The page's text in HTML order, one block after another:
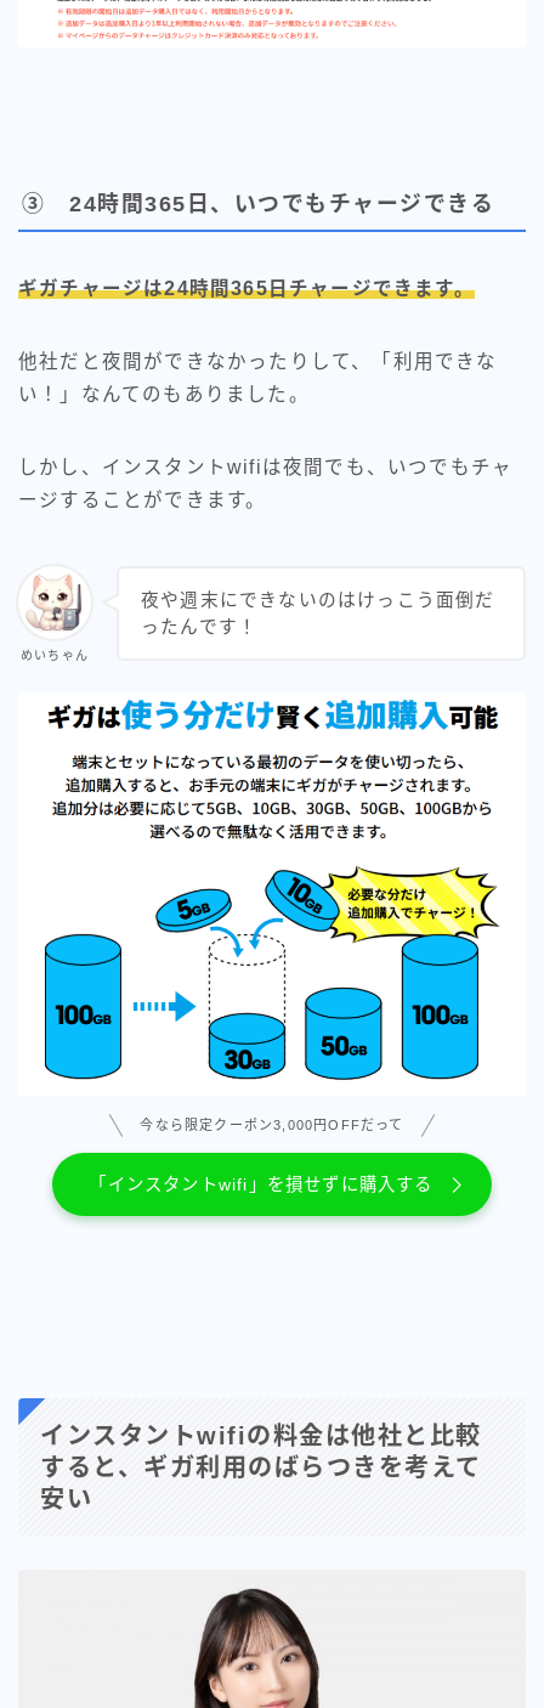
③ 24時間365日、いつでもチャージできる
ギガチャージは24時間365日チャージできます。
他社だと夜間ができなかったりして、「利用できな
い！」なんてのもありました。
しかし、インスタントwifiは夜間でも、いつでもチャ
ージすることができます。
めいちゃん
夜や週末にできないのはけっこう面倒だ
ったんです！
今なら限定クーポン3,000円OFFだって
「インスタントwifi」を損せずに購入する
インスタントwifiの料金は他社と比較
すると、ギガ利用のばらつきを考えて
安い